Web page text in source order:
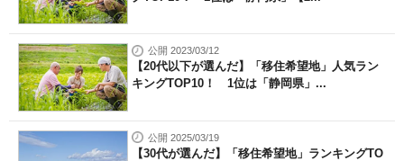
公開 2023/03/12
【20代以下が選んだ】「移住希望地」人気ラン
キングTOP10！ 1位は「静岡県」...
公開 2025/03/19
【30代が選んだ】「移住希望地」ランキングTO